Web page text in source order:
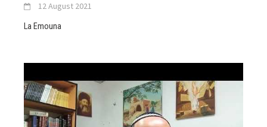
12 August 2021
La Emouna